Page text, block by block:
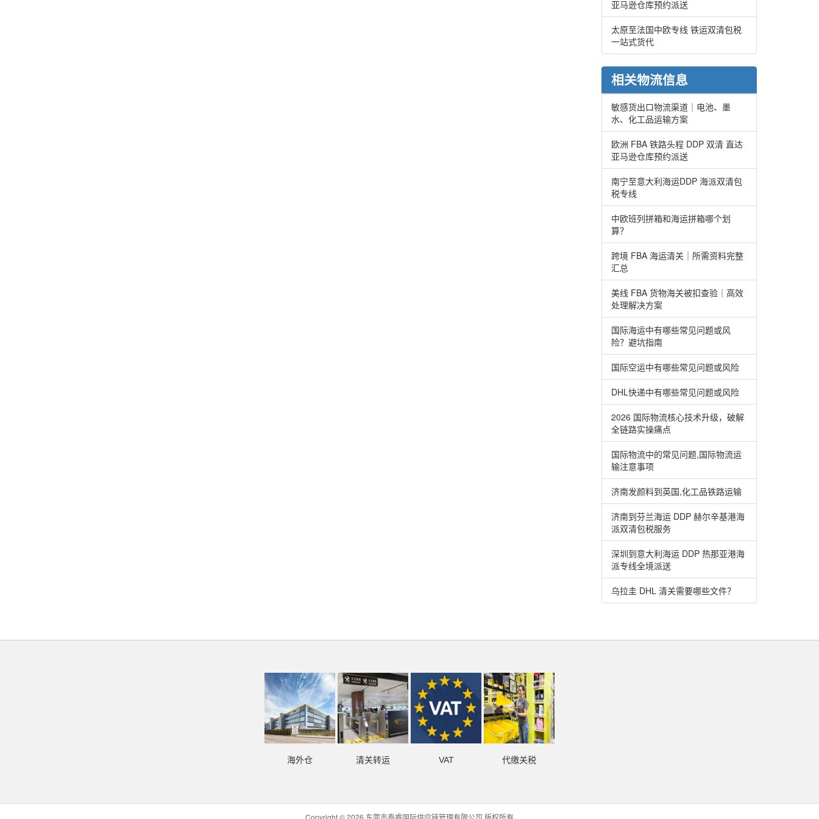
亚马逊仓库预约派送
太原至法国中欧专线 铁运双清包税
一站式货代
相关物流信息
敏感货出口物流渠道｜电池、墨
水、化工品运输方案
欧洲 FBA 铁路头程 DDP 双清 直达
亚马逊仓库预约派送
南宁至意大利海运DDP 海派双清包
税专线
中欧班列拼箱和海运拼箱哪个划
算？
跨境 FBA 海运清关｜所需资料完整
汇总
美线 FBA 货物海关被扣查验｜高效
处理解决方案
国际海运中有哪些常见问题或风
险？避坑指南
国际空运中有哪些常见问题或风险
DHL快递中有哪些常见问题或风险
2026 国际物流核心技术升级，破解
全链路实操痛点
国际物流中的常见问题,国际物流运
输注意事项
济南发颜料到英国,化工品铁路运输
济南到芬兰海运 DDP 赫尔辛基港海
派双清包税服务
深圳到意大利海运 DDP 热那亚港海
派专线全境派送
乌拉圭 DHL 清关需要哪些文件？
海外仓 清关转运 VAT 代缴关税
Copyright © 2026 东莞市泰睿国际供应链管理有限公司 版权所有